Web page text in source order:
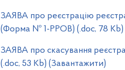
ЗАЯВА про реєстрацію
(Форма № 1-РРОВ) (.doc, 78 Kb)
ЗАЯВА про скасування
(.doc, 53 Kb) (Завантажити)